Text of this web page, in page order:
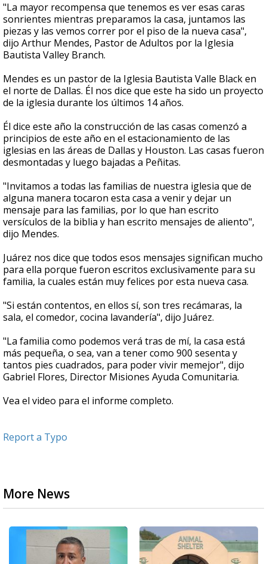
"La mayor recompensa que tenemos es ver esas caras
sonrientes mientras preparamos la casa, juntamos las
piezas y las vemos correr por el piso de la nueva casa",
dijo Arthur Mendes, Pastor de Adultos por la Iglesia
Bautista Valley Branch.
Mendes es un pastor de la Iglesia Bautista Valle Black en
el norte de Dallas. Él nos dice que este ha sido un proyecto
de la iglesia durante los últimos 14 años.
Él dice este año la construcción de las casas comenzó a
principios de este año en el estacionamiento de las
iglesias en las áreas de Dallas y Houston. Las casas fueron
desmontadas y luego bajadas a Peñitas.
"Invitamos a todas las familias de nuestra iglesia que de
alguna manera tocaron esta casa a venir y dejar un
mensaje para las familias, por lo que han escrito
versículos de la biblia y han escrito mensajes de aliento",
dijo Mendes.
Juárez nos dice que todos esos mensajes significan mucho
para ella porque fueron escritos exclusivamente para su
familia, la cuales están muy felices por esta nueva casa.
"Si están contentos, en ellos sí, son tres recámaras, la
sala, el comedor, cocina lavandería", dijo Juárez.
"La familia como podemos verá tras de mí, la casa está
más pequeña, o sea, van a tener como 900 sesenta y
tantos pies cuadrados, para poder vivir memejor", dijo
Gabriel Flores, Director Misiones Ayuda Comunitaria.
Vea el video para el informe completo.
Report a Typo
More News